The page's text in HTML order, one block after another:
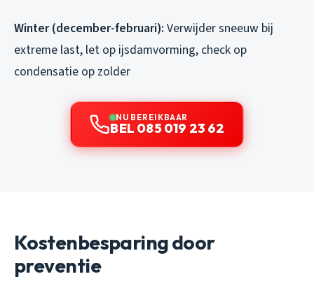
Winter (december-februari): Verwijder sneeuw bij
extreme last, let op ijsdamvorming, check op
condensatie op zolder
NU BEREIKBAAR
BEL 085 019 23 62
Kostenbesparing door
preventie